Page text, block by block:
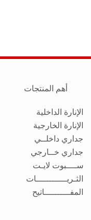
أهم المنتجات
الإنارة الداخلية
الإنارة الخارجية
جداري داخلــي
جداري خــارجي
ســــبوت لايـت
الثـريــــــــــــات
المفــــــــــاتيح